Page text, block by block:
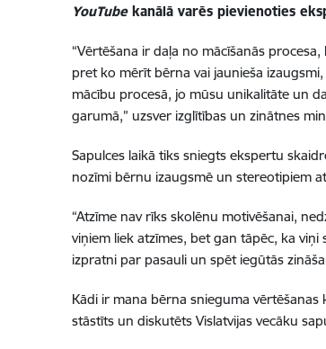
YouTubekanālā varēs pievienoties
“Vērtēšana ir daļa no mācīšanās
pret ko mērīt bērna vai jaunieša
mācību procesā, jo mūsu unikalitāte un
garumā,” uzsver izglītības un zinātnes
Sapulces laikā tiks sniegts ekspertu
nozīmi bērnu izaugsmē un stereotipiem
“Atzīme nav rīks skolēnu motivēšanai,
viņiem liek atzīmes, bet gan tāpēc, ka
izpratni par pasauli un spēt iegūtās
Kādi ir mana bērna snieguma
stāstīts un diskutēts Vislatvijas vecāku